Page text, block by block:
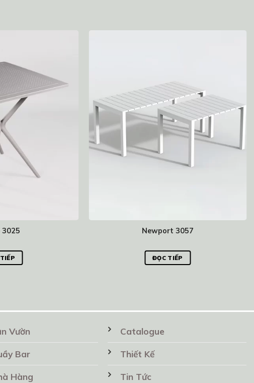
3025 Newport 3057
ĐỌC TIẾP
Vườn
Bar
Hàng
Catalogue
Thiết Kế
Tin Tức